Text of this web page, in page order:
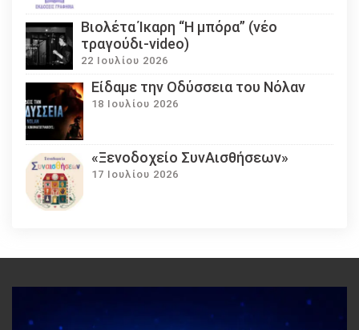
Βιολέτα Ίκαρη “Η μπόρα” (νέο
τραγούδι-video)
22 Ιουλίου 2026
Eίδαμε την Οδύσσεια του Νόλαν
18 Ιουλίου 2026
«Ξενοδοχείο ΣυνΑισθήσεων»
17 Ιουλίου 2026